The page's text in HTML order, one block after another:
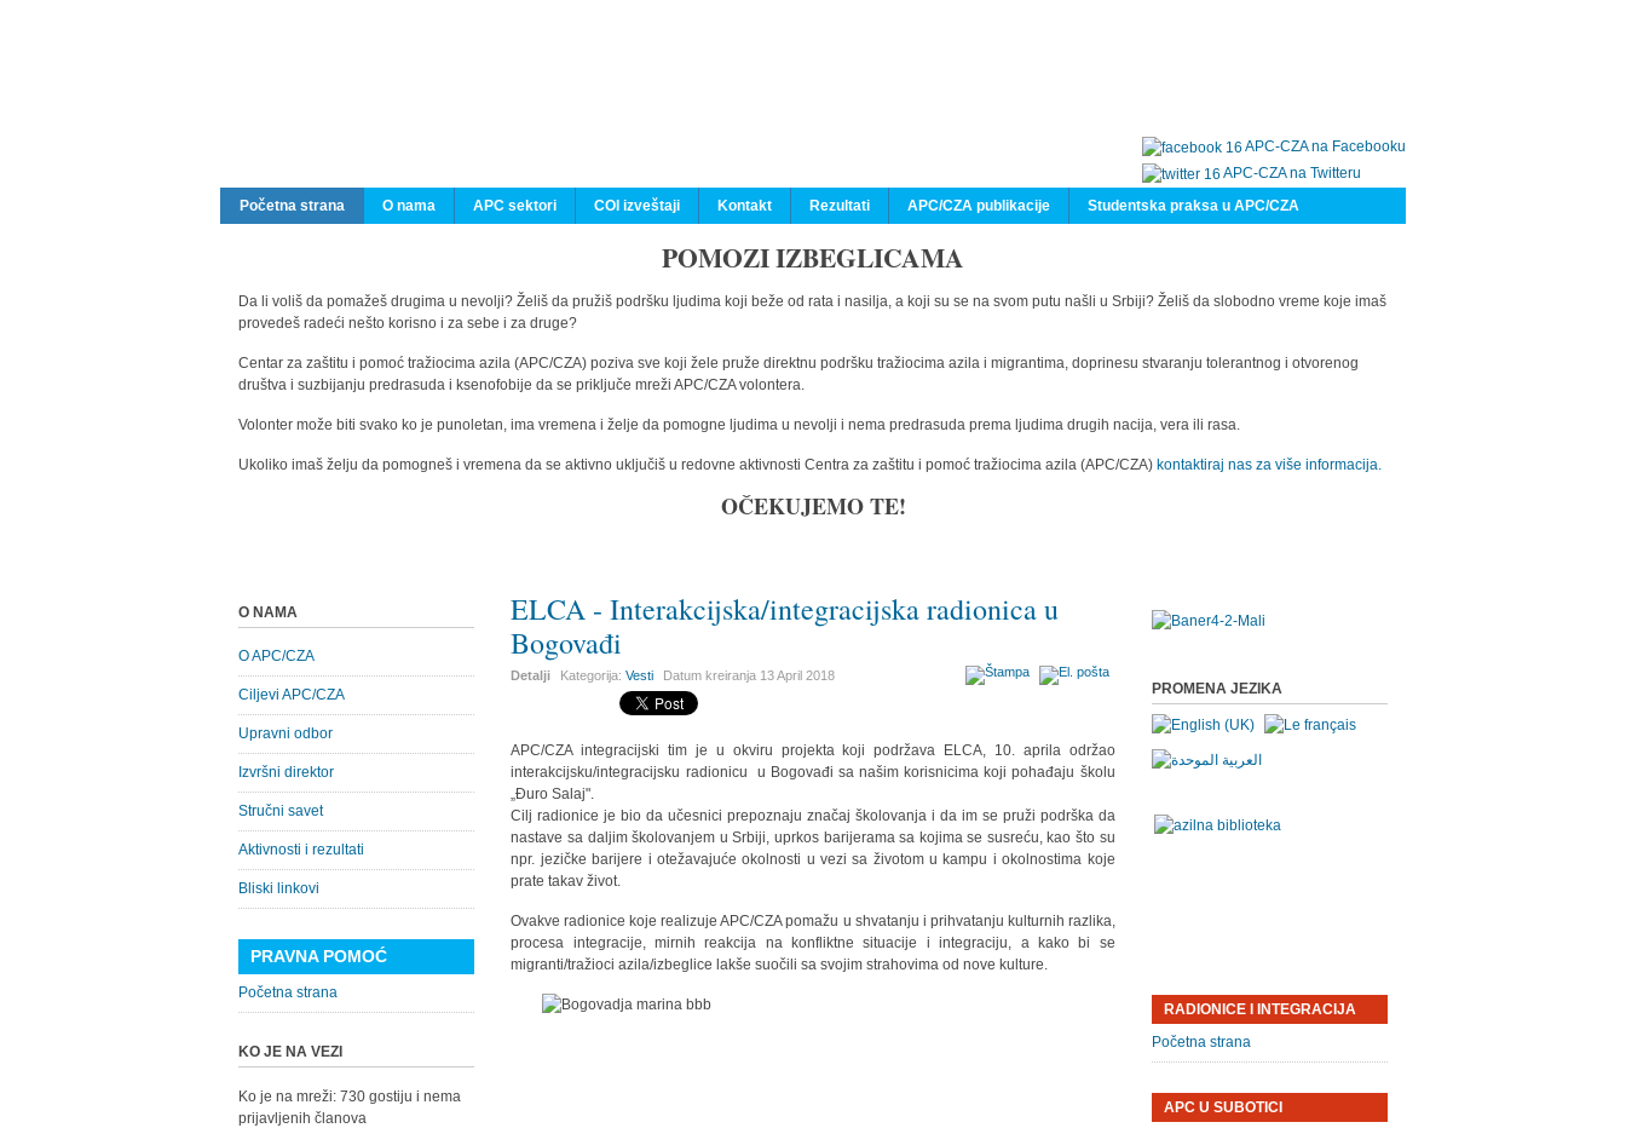
APC-CZA na Facebooku
APC-CZA na Twitteru
Početna strana
O nama APC sektori COI izveštaji Kontakt Rezultati APC/CZA publikacije Studentska praksa u APC/CZA
POMOZI IZBEGLICAMA
Da li voliš da pomažeš drugima u nevolji? Želiš da pružiš podršku ljudima koji beže od rata i nasilja, a koji su se na svom putu našli u Srbiji? Želiš da slobodno vreme koje imaš
provedeš radeći nešto korisno i za sebe i za druge?
Centar za zaštitu i pomoć tražiocima azila (APC/CZA) poziva sve koji žele pruže direktnu podršku tražiocima azila i migrantima, doprinesu stvaranju tolerantnog i otvorenog
društva i suzbijanju predrasuda i ksenofobije da se priključe mreži APC/CZA volontera.
Volonter može biti svako ko je punoletan, ima vremena i želje da pomogne ljudima u nevolji i nema predrasuda prema ljudima drugih nacija, vera ili rasa.
Ukoliko imaš želju da pomogneš i vremena da se aktivno uključiš u redovne aktivnosti Centra za zaštitu i pomoć tražiocima azila (APC/CZA) kontaktiraj nas za više informacija.
OČEKUJEMO TE!
ELCA - Interakcijska/integracijska radionica u
Bogovađi
Detalji Kategorija:Vesti Datum kreiranja 13 April 2018
APC/CZA integracijski tim je u okviru projekta koji podržava ELCA, 10. aprila održao
interakcijsku/integracijsku radionicu u Bogovađi sa našim korisnicima koji pohađaju školu
„Đuro Salaj".
Cilj radionice je bio da učesnici prepoznaju značaj školovanja i da im se pruži podrška da
nastave sa daljim školovanjem u Srbiji, uprkos barijerama sa kojima se susreću, kao što su
npr. jezičke barijere i otežavajuće okolnosti u vezi sa životom u kampu i okolnostima koje
prate takav život.
Ovakve radionice koje realizuje APC/CZA pomažu u shvatanju i prihvatanju kulturnih razlika,
procesa integracije, mirnih reakcija na konfliktne situacije i integraciju, a kako bi se
migranti/tražioci azila/izbeglice lakše suočili sa svojim strahovima od nove kulture.
O NAMA
O APC/CZA
Ciljevi APC/CZA
Upravni odbor
Izvršni direktor
Stručni savet
Aktivnosti i rezultati
Bliski linkovi
PRAVNA POMOĆ
Početna strana
KO JE NA VEZI
Ko je na mreži: 730 gostiju i nema
prijavljenih članova
PROMENA JEZIKA
RADIONICE I INTEGRACIJA
Početna strana
APC U SUBOTICI